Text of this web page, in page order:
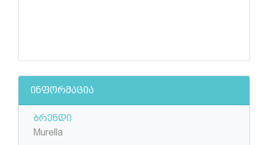
ინფორმაცია
ბრენდი
Murella